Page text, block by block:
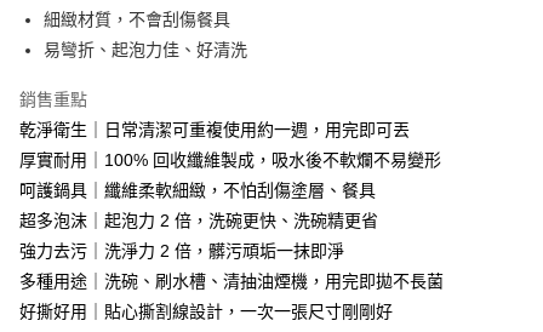
街口支付
悠遊付
Google Pay
【關於「AFTEE先享後付」】
AFTEE先享後付是「在收到商品之後才付款」的支付方式。 讓您購物簡單
便利好安心！
１．簡單：不需註冊會員、不需綁卡、不需儲值。
２．便利：只要手機號碼，簡訊認證，即可結帳。
３．安心：先確認商品／服務後，再付款。
即享券
運送方式
全家取貨付款
細緻材質，不會刮傷餐具
易彎折、起泡力佳、好清洗
銷售重點
乾淨衛生｜日常清潔可重複使用約一週，用完即可丟
厚實耐用｜100% 回收纖維製成，吸水後不軟爛不易變形
呵護鍋具｜纖維柔軟細緻，不怕刮傷塗層、餐具
超多泡沫｜起泡力 2 倍，洗碗更快、洗碗精更省
強力去污｜洗淨力 2 倍，髒污頑垢一抹即淨
多種用途｜洗碗、刷水槽、清抽油煙機，用完即拋不長菌
好撕好用｜貼心撕割線設計，一次一張尺寸剛剛好